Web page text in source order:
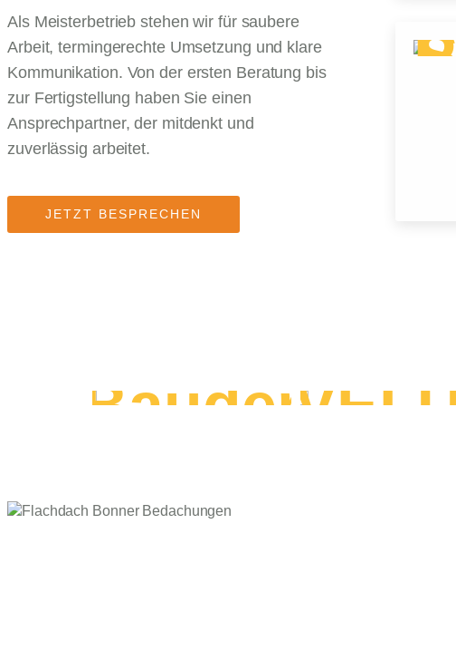
Als Meisterbetrieb stehen wir für saubere
Arbeit, termingerechte Umsetzung und klare
Kommunikation. Von der ersten Beratung bis
zur Fertigstellung haben Sie einen
Ansprechpartner, der mitdenkt und
zuverlässig arbeitet.
JETZT BESPRECHEN